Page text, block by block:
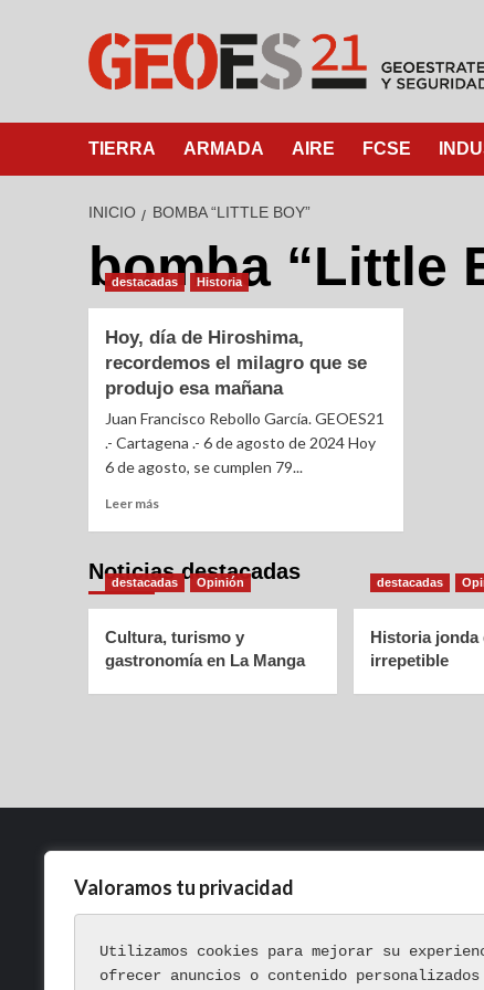
Valoramos tu privacidad
Utilizamos cookies para mejorar su
ofrecer anuncios o contenido
TIERRA ARMADA AIRE FCSE
INICIO BOMBA “LITTLE BOY”
bomba “Little
destacadas Historia
Hoy, día de Hiroshima,
recordemos el milagro que se
produjo esa mañana
Juan Francisco Rebollo García. GEOES21
.- Cartagena .- 6 de agosto de 2024 Hoy
6 de agosto, se cumplen 79...
Leer más
Noticias destacadas
destacadas Opinión
Cultura, turismo y
gastronomía en La Manga
destacadas
Historia jonda
irrepetible
Política de Privacidad
Aviso Legal
Política de Cookies